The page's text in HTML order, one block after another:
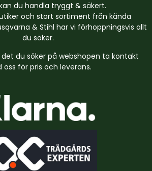
du handla tryggt & säkert.
och stort sortiment från kända
& Stihl har vi förhoppningsvis allt
du söker.
du söker på webshopen ta kontakt
oss för pris och leverans.